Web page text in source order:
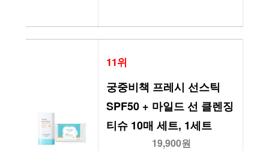
11위
궁중비책 프레시 선스틱
SPF50 + 마일드 선 클렌징
티슈 10매 세트, 1세트
19,900원